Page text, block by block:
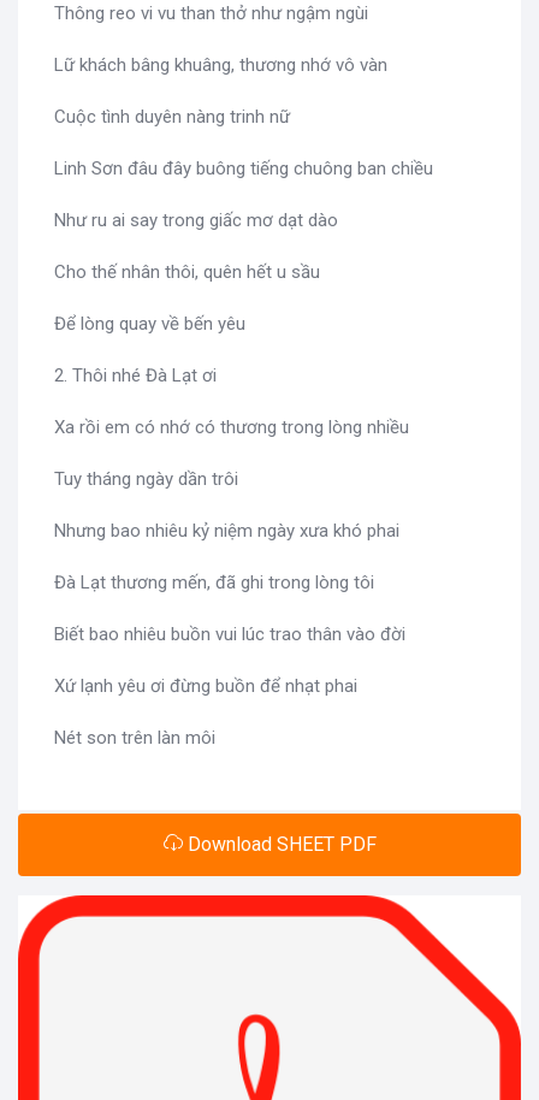
Thông reo vi vu than thở như ngậm ngùi
Lữ khách bâng khuâng, thương nhớ vô vàn
Cuộc tình duyên nàng trinh nữ
Linh Sơn đâu đây buông tiếng chuông ban chiều
Như ru ai say trong giấc mơ dạt dào
Cho thế nhân thôi, quên hết u sầu
Để lòng quay về bến yêu
2. Thôi nhé Đà Lạt ơi
Xa rồi em có nhớ có thương trong lòng nhiều
Tuy tháng ngày dần trôi
Nhưng bao nhiêu kỷ niệm ngày xưa khó phai
Đà Lạt thương mến, đã ghi trong lòng tôi
Biết bao nhiêu buồn vui lúc trao thân vào đời
Xứ lạnh yêu ơi đừng buồn để nhạt phai
Nét son trên làn môi
Download SHEET PDF